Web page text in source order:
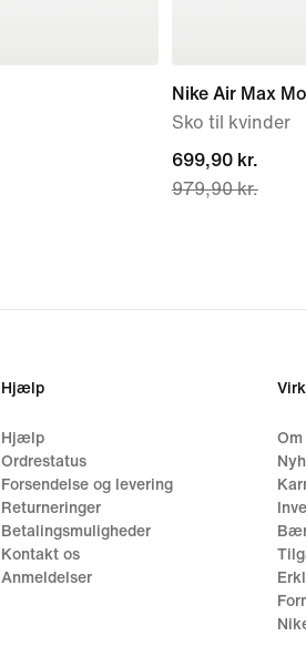
Nike Air Max
Sko til kvinder
current
price
979,90 kr.
699,90 kr.
979,90 kr.
Hjælp
Hjælp
Ordrestatus
Forsendelse og levering
Returneringer
Betalingsmuligheder
Kontakt os
Anmeldelser